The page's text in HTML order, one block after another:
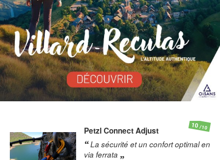
PetzlConnect Adjust
La sécurité et un confort optimal en
via ferrata
10/10